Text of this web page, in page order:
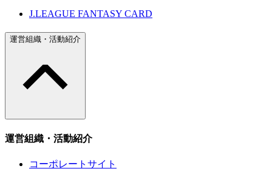
J.LEAGUE FANTASY CARD
運営組織・活動紹介
運営組織・活動紹介
コーポレートサイト